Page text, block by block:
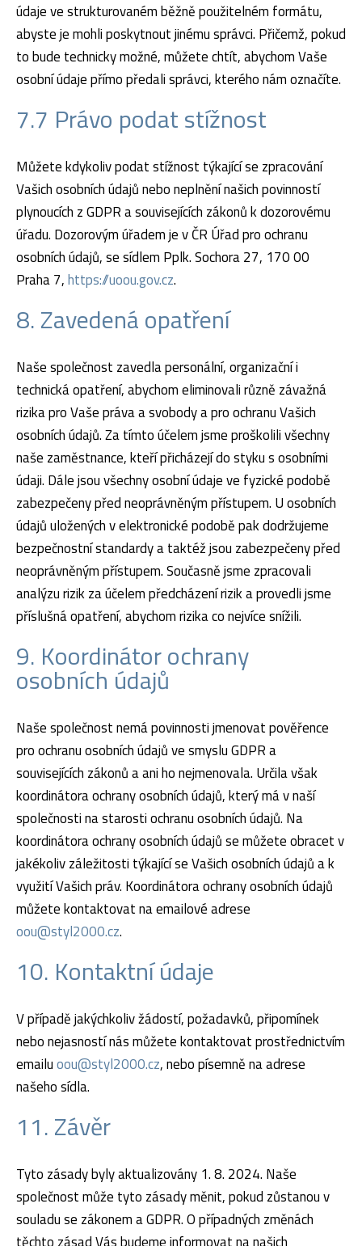
údaje ve strukturovaném běžně použitelném formátu,
abyste je mohli poskytnout jinému správci. Přičemž, pokud
to bude technicky možné, můžete chtít, abychom Vaše
osobní údaje přímo předali správci, kterého nám označíte.
7.7 Právo podat stížnost
Můžete kdykoliv podat stížnost týkající se zpracování
Vašich osobních údajů nebo neplnění našich povinností
plynoucích z GDPR a souvisejících zákonů k dozorovému
úřadu. Dozorovým úřadem je v ČR Úřad pro ochranu
osobních údajů, se sídlem Pplk. Sochora 27, 170 00
Praha 7,https://uoou.gov.cz.
8. Zavedená opatření​
Naše společnost zavedla personální, organizační i
technická opatření, abychom eliminovali různě závažná
rizika pro Vaše práva a svobody a pro ochranu Vašich
osobních údajů. Za tímto účelem jsme proškolili všechny
naše zaměstnance, kteří přicházejí do styku s osobními
údaji. Dále jsou všechny osobní údaje ve fyzické podobě
zabezpečeny před neoprávněným přístupem. U osobních
údajů uložených v elektronické podobě pak dodržujeme
bezpečnostní standardy a taktéž jsou zabezpečeny před
neoprávněným přístupem. Současně jsme zpracovali
analýzu rizik za účelem předcházení rizik a provedli jsme
příslušná opatření, abychom rizika co nejvíce snížili.
9. Koordinátor ochrany
osobních údajů
Naše společnost nemá povinnosti jmenovat pověřence
pro ochranu osobních údajů ve smyslu GDPR a
souvisejících zákonů a ani ho nejmenovala. Určila však
koordinátora ochrany osobních údajů, který má v naší
společnosti na starosti ochranu osobních údajů. Na
koordinátora ochrany osobních údajů se můžete obracet v
jakékoliv záležitosti týkající se Vašich osobních údajů a k
využití Vašich práv. Koordinátora ochrany osobních údajů
můžete kontaktovat na emailové adrese
oou@styl2000.cz.
10. Kontaktní údaje
V případě jakýchkoliv žádostí, požadavků, připomínek
nebo nejasností nás můžete kontaktovat prostřednictvím
emailuoou@styl2000.cz, nebo písemně na adrese
našeho sídla.
11. Závěr
Tyto zásady byly aktualizovány 1. 8. 2024. Naše
společnost může tyto zásady měnit, pokud zůstanou v
souladu se zákonem a GDPR. O případných změnách